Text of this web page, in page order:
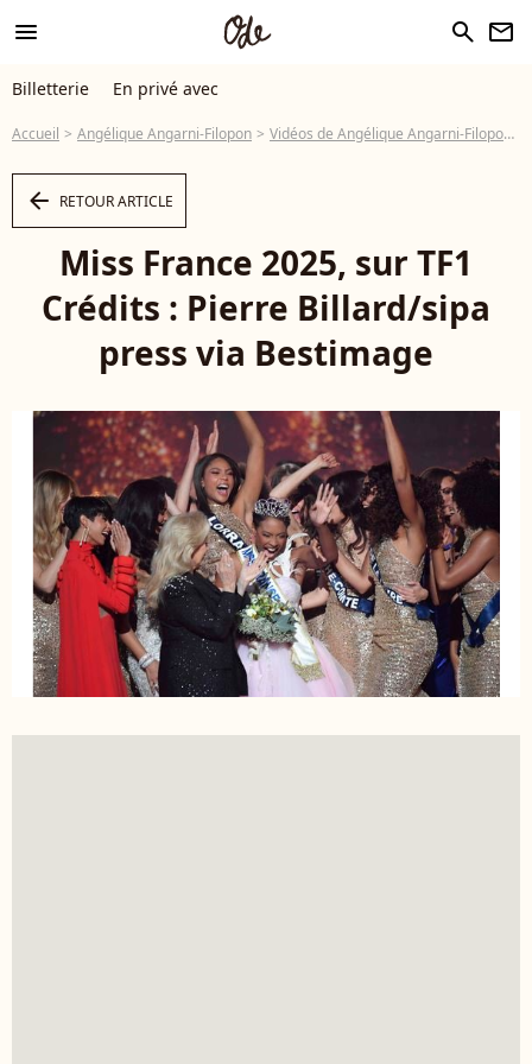
menu search newsletter
Billetterie En privé avec
Accueil Angélique Angarni-Filopon Vidéos de Angélique Angarni-Filopon
arrow_left RETOUR ARTICLE
Miss France 2025, sur TF1
Crédits : Pierre Billard/sipa
press via Bestimage